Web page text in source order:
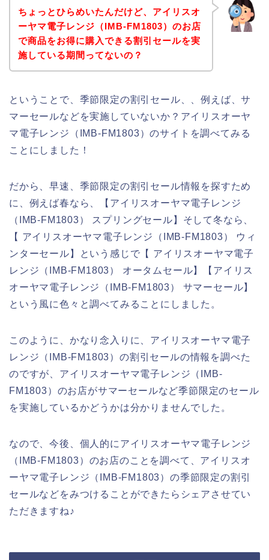
ちょっとひらめいたんだけど、アイリスオ
ーヤマ電子レンジ（IMB-FM1803）のお店
で商品をお得に購入できる割引セールを実
施している期間ってないの？
ということで、季節限定の割引セール、、例えば、サ
マーセールなどを実施していないか？アイリスオーヤ
マ電子レンジ（IMB-FM1803）のサイトを調べてみる
ことにしました！
だから、早速、季節限定の割引セール情報を探すため
に、例えば春なら、【アイリスオーヤマ電子レンジ
（IMB-FM1803） スプリングセール】そして冬なら、
【 アイリスオーヤマ電子レンジ（IMB-FM1803） ウィ
ンターセール】という感じで【 アイリスオーヤマ電子
レンジ（IMB-FM1803） オータムセール】【アイリス
オーヤマ電子レンジ（IMB-FM1803） サマーセール】
という風に色々と調べてみることにしました。
このように、かなり念入りに、アイリスオーヤマ電子
レンジ（IMB-FM1803）の割引セールの情報を調べた
のですが、アイリスオーヤマ電子レンジ（IMB-
FM1803）のお店がサマーセールなど季節限定のセール
を実施しているかどうかは分かりませんでした。
なので、今後、個人的にアイリスオーヤマ電子レンジ
（IMB-FM1803）のお店のことを調べて、アイリスオ
ーヤマ電子レンジ（IMB-FM1803）の季節限定の割引
セールなどをみつけることができたらシェアさせてい
ただきますね♪